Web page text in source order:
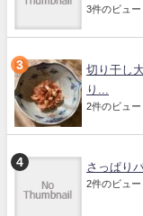
3件のビュー
切り干し
り...
2件のビュー
さっぱり
2件のビュー